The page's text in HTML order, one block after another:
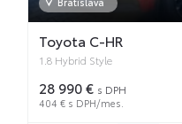
Toyota C-HR
1.8 Hybrid Style
28 990 € s DPH
404 € s DPH/mes.